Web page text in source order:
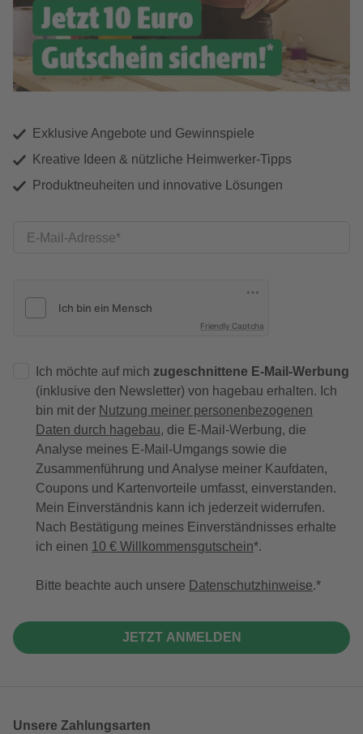
Exklusive Angebote und Gewinnspiele
Kreative Ideen & nützliche Heimwerker-Tipps
Produktneuheiten und innovative Lösungen
E-Mail-Adresse
Friendly Captcha
Ich möchte auf mich zugeschnittene E-Mail-Werbung
(inklusive den Newsletter) von hagebau erhalten. Ich
bin mit der Nutzung meiner personenbezogenen
Daten durch hagebau, die E-Mail-Werbung, die
Analyse meines E-Mail-Umgangs sowie die
Zusammenführung und Analyse meiner Kaufdaten,
Coupons und Kartenvorteile umfasst, einverstanden.
Mein Einverständnis kann ich jederzeit widerrufen.
Nach Bestätigung meines Einverständnisses erhalte
ich einen 10 € Willkommensgutschein*.
Bitte beachte auch unsere Datenschutzhinweise.
JETZT ANMELDEN
Unsere Zahlungsarten